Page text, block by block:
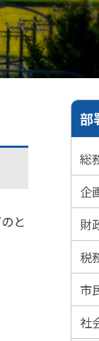
と
部
総
企
財
税
市
社